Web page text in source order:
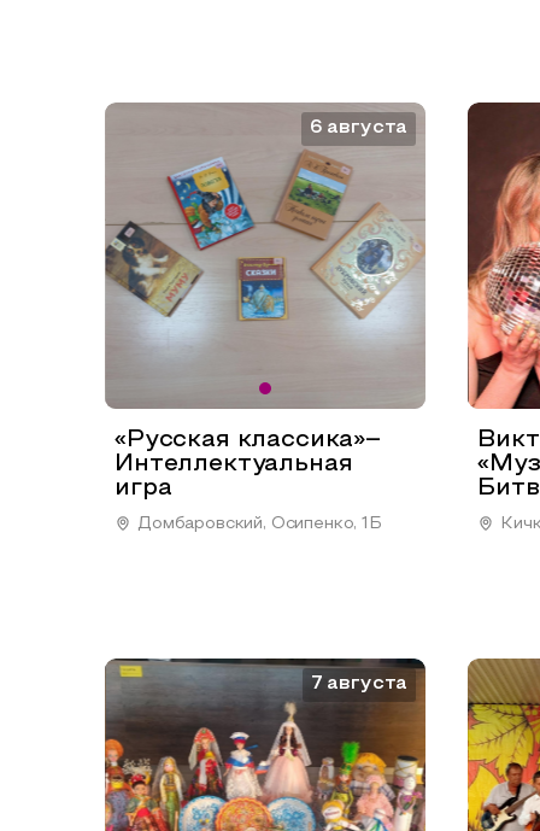
6 августа
«Русская классика»–
Интеллектуальная
игра
Домбаровский, Осипенко, 1Б
7 августа